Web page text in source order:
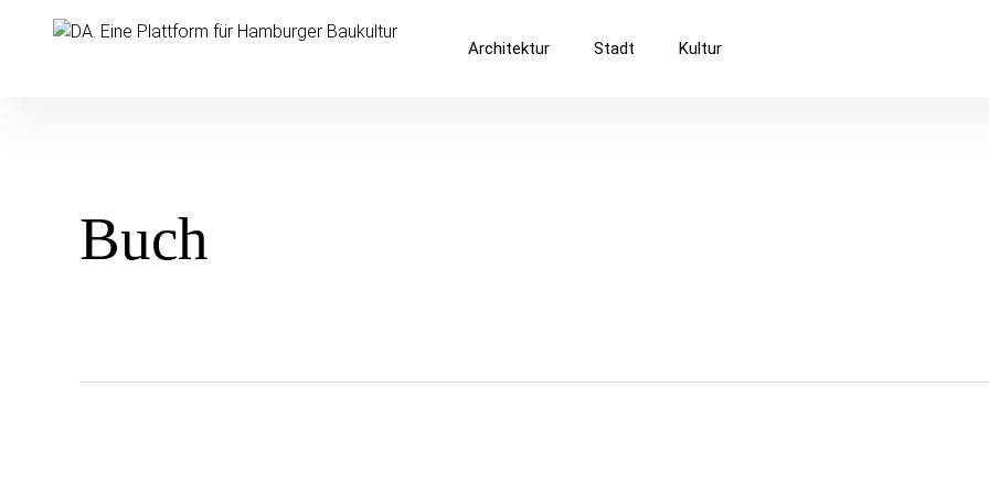
überspringenDA. Eine Plattform für Hamburger Baukultur
Architektur Stadt Kultur
Buch